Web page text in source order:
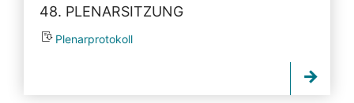
48. PLENARSITZUNG
Plenarprotokoll